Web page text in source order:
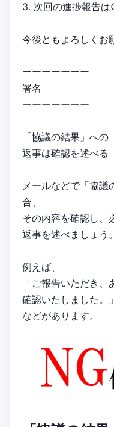
3. 次回の進捗報告
今後ともよろしくお
ーーーーーーー
署名
ーーーーーーー
「協議の結果」への
返事は確認を述べる
メールなどで「協
合、
その内容を確認し、
返事を述べましょう。
例えば、
「ご報告いただき
確認いたしました。」
などがあります。